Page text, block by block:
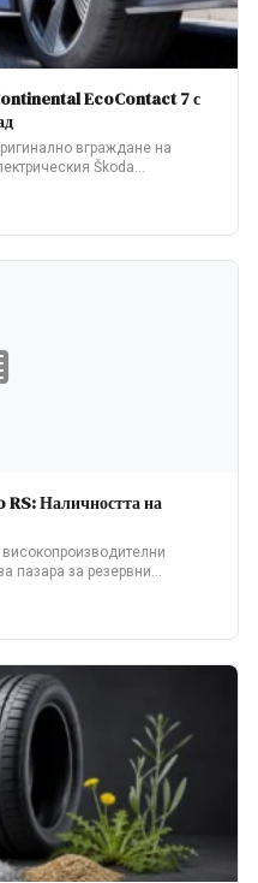
EcoContact 7 с
вграждане на
Škoda…
Наличността на
пазара за резервни…